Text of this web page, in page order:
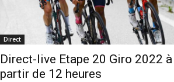
Direct
Direct-live Etape 20 Giro 2022 à
partir de 12 heures